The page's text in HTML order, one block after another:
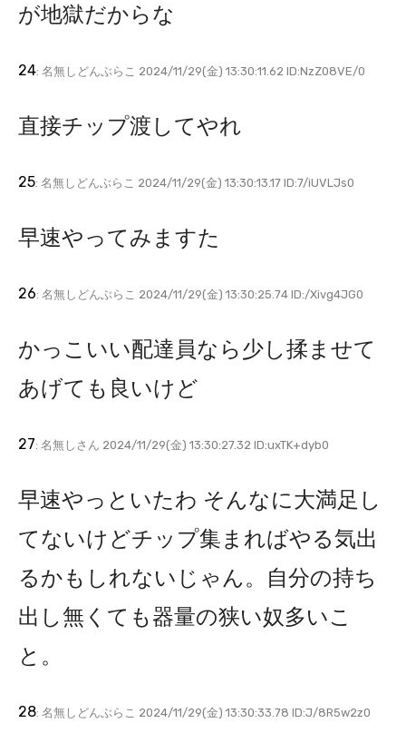
が地獄だからな
24: 名無しどんぶらこ 2024/11/29(金) 13:30:11.62 ID:NzZ08VE/0
直接チップ渡してやれ
25: 名無しどんぶらこ 2024/11/29(金) 13:30:13.17 ID:7/iUVLJs0
早速やってみますた
26: 名無しどんぶらこ 2024/11/29(金) 13:30:25.74 ID:/Xivg4JG0
かっこいい配達員なら少し揉ませて
あげても良いけど
27: 名無しさん 2024/11/29(金) 13:30:27.32 ID:uxTK+dyb0
早速やっといたわ そんなに大満足し
てないけどチップ集まればやる気出
るかもしれないじゃん。自分の持ち
出し無くても器量の狭い奴多いこ
と。
28: 名無しどんぶらこ 2024/11/29(金) 13:30:33.78 ID:J/8R5w2z0